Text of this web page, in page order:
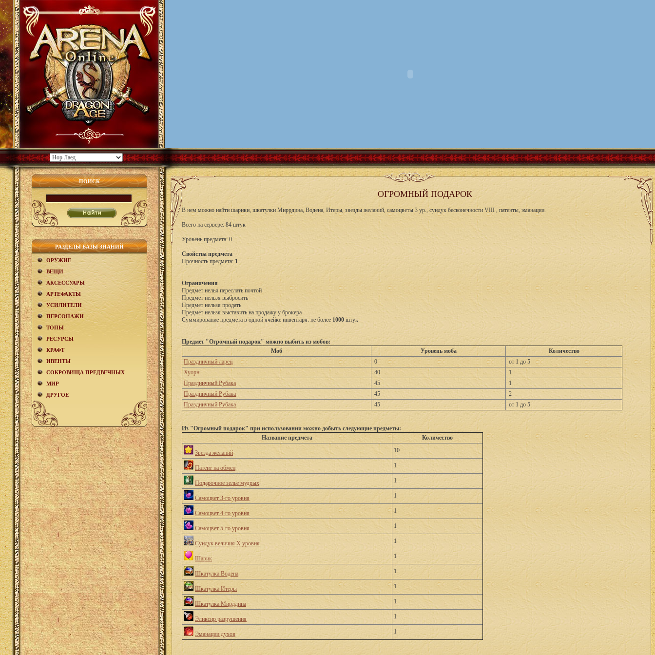
ПОИСК
РАЗДЕЛЫ БАЗЫ ЗНАНИЙ
ОРУЖИЕ
ВЕЩИ
АКCЕСCУАРЫ
АРТЕФАКТЫ
УСИЛИТЕЛИ
ПЕРСОНАЖИ
ТОПЫ
РЕСУРСЫ
КРАФТ
ИВЕНТЫ
СОКРОВИЩА ПРЕДВЕЧНЫХ
МИР
ДРУГОЕ
ОГРОМНЫЙ ПОДАРОК
В нем можно найти шарики, шкатулки Миррдина, Водена, Итеры, звезды желаний, самоцветы 3 ур., сундук бесконечности VIII , патенты, эманации.
Всего на сервере: 84 штук
Уровень предмета: 0
Свойства предмета
Прочность предмета: 1
Ограничения
Предмет нелья переслать почтой
Предмет нельзя выбросить
Предмет нельзя продать
Предмет нельзя выставить на продажу у брокера
Суммирование предмета в одной ячейке инвентаря: не более 1000 штук
Предмет "Огромный подарок" можно выбить из мобов:
Моб
Уровень моба
Количество
Праздничный ларец
0
от 1 до 5
Хуорн
40
1
Праздничный Рубака
45
1
Праздничный Рубака
45
2
Праздничный Рубака
45 от 1 до 5
Из "Огромный подарок" при использовании можно добыть следующие предметы:
Название предмета
Количество
Звезда желаний 10
Патент на обмен 1
Подарочное зелье мудрых 1
Самоцвет 3-го уровня 1
Самоцвет 4-го уровня 1
Самоцвет 5-го уровня 1
Сундук величия X уровня 1
Шарик 1
Шкатулка Водена 1
Шкатулка Итеры 1
Шкатулка Мирддина 1
Эликсир разрушения 1
Эманации духов 1